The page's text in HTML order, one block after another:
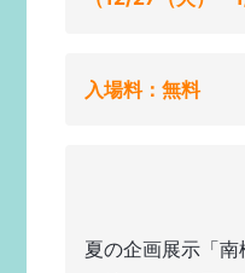
入場料：無料
夏の企画展示「南